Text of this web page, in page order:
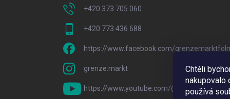
Chtěli
nakupovalo
používá
+420 373 705 060
+420 773 436 688
https://www.facebook.com/
grenze.markt
https://www.youtube.com/@GrenzeMarkt